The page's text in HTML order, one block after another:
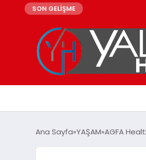
SON GELİŞME
Ana Sayfa YAŞAM AGFA